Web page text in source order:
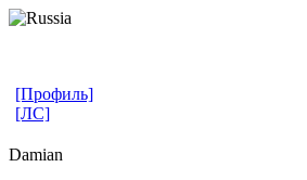
[Профиль]
[ЛС]
Damian